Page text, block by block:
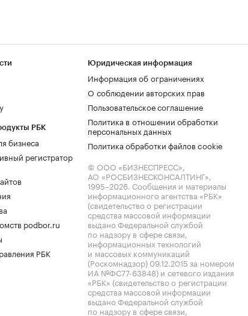
РБК
бизнеса
регистратор
podbor.ru
РБК
Юридическая информация
Информация об ограничениях
О соблюдении авторских прав
Пользовательское соглашение
Политика в отношении обработки
персональных данных
Политика обработки файлов cookie
© ООО «БИЗНЕСПРЕСС»,
АО «РОСБИЗНЕСКОНСАЛТИНГ»,
1995–2026. Сообщения и материалы
информационного агентства «РБК»
(свидетельство о регистрации
средства массовой информации
выдано Федеральной службой
по надзору в сфере связи,
информационных технологий
и массовых коммуникаций
(Роскомнадзор) 09.12.2015 за номером
ИА №ФС77-63848) и сетевого издания
«РБК» (свидетельство о регистрации
средства массовой информации
выдано Федеральной службой
по надзору в сфере связи,